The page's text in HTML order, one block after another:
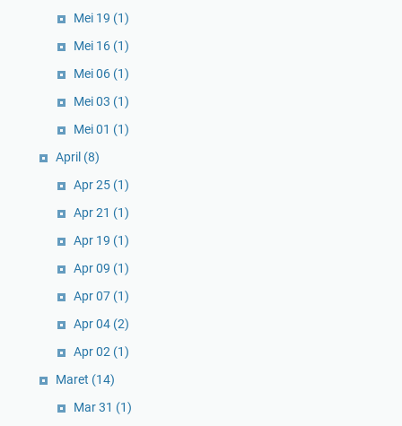
Mei 19 (1)
Mei 16 (1)
Mei 06 (1)
Mei 03 (1)
Mei 01 (1)
April (8)
Apr 25 (1)
Apr 21 (1)
Apr 19 (1)
Apr 09 (1)
Apr 07 (1)
Apr 04 (2)
Apr 02 (1)
Maret (14)
Mar 31 (1)